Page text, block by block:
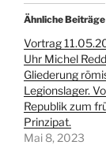
r
z
t
e
i
l
e
n
(
W
i
r
d
k
z
u
t
e
i
l
e
n
(
W
Ähnliche Beiträge
Vortrag
Uhr Michel
Gliederung
Legionslager.
Republik zum
Prinzipat.
Mai 8, 2023